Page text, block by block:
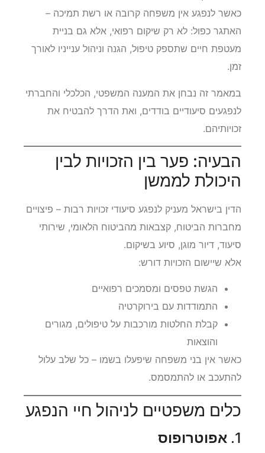
כאשר לנפגע אין משפחה קרובה או רשת תמיכה –
האתגר כפול: לא רק שיקום רפואי, אלא גם בניית
מעטפת חיים שתספק טיפול, הגנה וניהול ענייניו לאורך
זמן.
במאמר זה נבחן את המענה המשפטי, הכלכלי והחברתי
לנפגעים סיעודיים בודדים, ואת הדרך להבטיח את
זכויותיהם.
הבעיה: פער בין הזכויות לבין
היכולת לממשן
הדין בישראל מעניק לנפגע סיעודי זכויות רבות – פיצויים
מחברות הביטוח, קצבאות מהביטוח הלאומי, שירותי
סיעוד, דיור מוגן, סיוע בשיקום.
אלא שיישום הזכויות דורש:
הגשת טפסים ומסמכים רפואיים
התמודדות עם בירוקרטיה
קבלת החלטות מורכבות על טיפולים, מגורים
והוצאות
כאשר אין בני משפחה שיפעלו בשמו – כל שלב עלול
להתעכב או להתמסמס.
כלים משפטיים לניהול חיי הנפגע
1. אפוטרופוס